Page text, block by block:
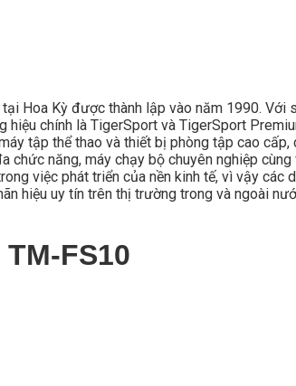
Hoa Kỳ được thành lập vào năm 1990. Với
chính là TigerSport và TigerSport
tập thể thao và thiết bị phòng tập cao cấp,
năng, máy chạy bộ chuyên nghiệp
việc phát triển của nền kinh tế, vì vậy các
hiệu uy tín trên thị trường trong và ngoài
FS10